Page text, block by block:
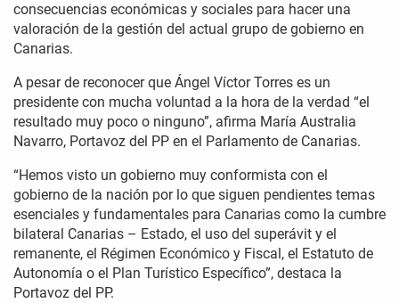
consecuencias económicas y sociales para hacer una
valoración de la gestión del actual grupo de gobierno en
Canarias.
A pesar de reconocer que Ángel Víctor Torres es un
presidente con mucha voluntad a la hora de la verdad “el
resultado muy poco o ninguno”, afirma María Australia
Navarro, Portavoz del PP en el Parlamento de Canarias.
“Hemos visto un gobierno muy conformista con el
gobierno de la nación por lo que siguen pendientes temas
esenciales y fundamentales para Canarias como la cumbre
bilateral Canarias – Estado, el uso del superávit y el
remanente, el Régimen Económico y Fiscal, el Estatuto de
Autonomía o el Plan Turístico Específico”, destaca la
Portavoz del PP.